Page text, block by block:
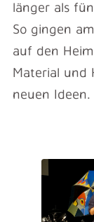
länger als
So gingen
auf den
Material und
neuen Ideen.